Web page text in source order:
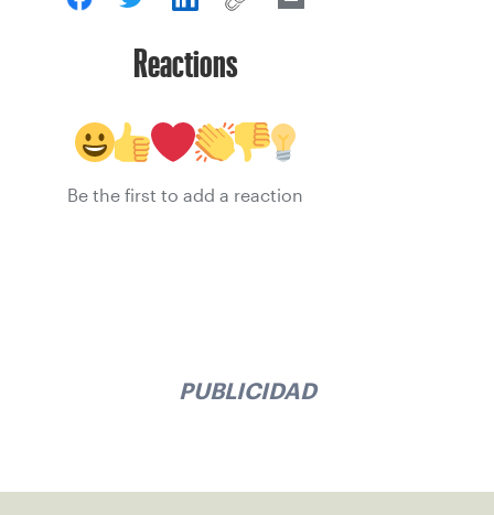
Reactions
Be the first to add a reaction
PUBLICIDAD